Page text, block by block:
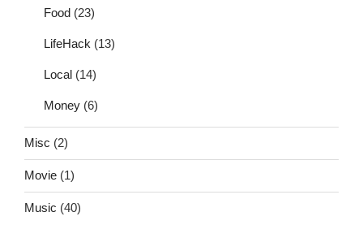
Food (23)
LifeHack (13)
Local (14)
Money (6)
Misc (2)
Movie (1)
Music (40)